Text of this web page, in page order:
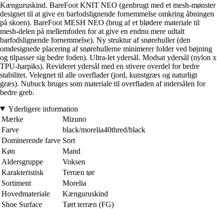
Kænguruskind. BareFoot KNIT NEO (genbrugt med et mesh-mønster
designet til at give en barfodslignende fornemmelse omkring åbningen
på skoen). BareFoot MESH NEO (brug af et blødere materiale til
mesh-delen på mellemfoden for at give en endnu mere udtalt
barfodslignende fornemmelse). Ny struktur af snørehuller (den
omdesignede placering af snørehullerne minimerer folder ved bøjning
og tilpasser sig bedre foden). Ultra-let ydersål. Modsat ydersål (nylon x
TPU-harpiks). Revideret ydersål med en stivere overdel for bedre
stabilitet. Velegnet til alle overflader (jord, kunstgræs og naturligt
græs). Nubuck bruges som materiale til overfladen af indersålen for
bedre greb.
Yderligere information
Mærke
Mizuno
Farve
black/morelia40thred/black
Dominerende farve Sort
Køn
Mand
Aldersgruppe
Voksen
Karakteristisk
Terræn tør
Sortiment
Morelia
Hovedmateriale
Kænguruskind
Shoe Surface
Tørt terræn (FG)